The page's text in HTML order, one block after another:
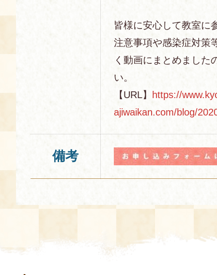
皆様に安心して教室に
注意事項や感染症対策
く動画にまとめました
い。
【URL】 https://
ajiwaikan.com/blog/
備考